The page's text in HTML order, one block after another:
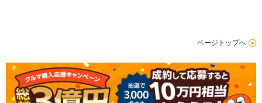
ページトップへ